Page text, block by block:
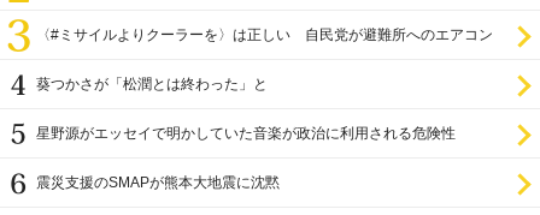
〈#ミサイルよりクーラーを〉は正しい 自民党が避難所へのエアコン
葵つかさが「松潤とは終わった」と
星野源がエッセイで明かしていた音楽が政治に利用される危険性
震災支援のSMAPが熊本大地震に沈黙